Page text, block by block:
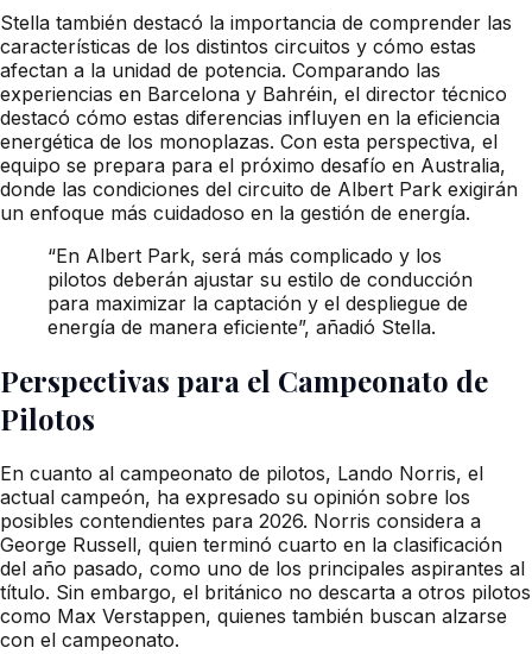
Stella también destacó la importancia de comprender las
características de los distintos circuitos y cómo estas
afectan a la unidad de potencia. Comparando las
experiencias en Barcelona y Bahréin, el director técnico
destacó cómo estas diferencias influyen en la eficiencia
energética de los monoplazas. Con esta perspectiva, el
equipo se prepara para el próximo desafío en Australia,
donde las condiciones del circuito de Albert Park exigirán
un enfoque más cuidadoso en la gestión de energía.
“En Albert Park, será más complicado y los
pilotos deberán ajustar su estilo de conducción
para maximizar la captación y el despliegue de
energía de manera eficiente”, añadió Stella.
Perspectivas para el Campeonato de
Pilotos
En cuanto al campeonato de pilotos, Lando Norris, el
actual campeón, ha expresado su opinión sobre los
posibles contendientes para 2026. Norris considera a
George Russell, quien terminó cuarto en la clasificación
del año pasado, como uno de los principales aspirantes al
título. Sin embargo, el británico no descarta a otros pilotos
como Max Verstappen, quienes también buscan alzarse
con el campeonato.